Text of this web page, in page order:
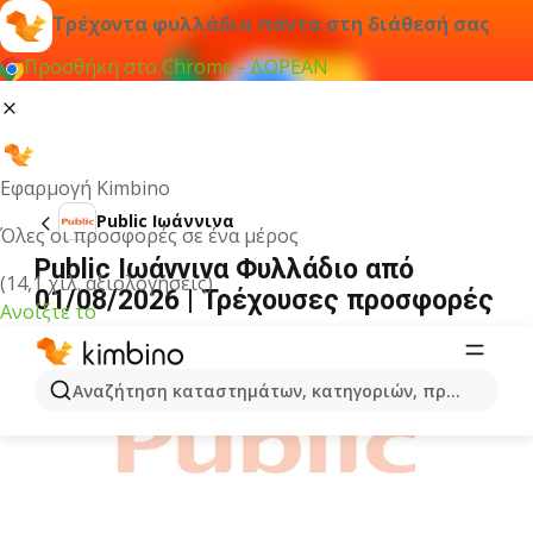
Τρέχοντα φυλλάδια πάντα στη διάθεσή σας
Προσθήκη στο Chrome - ΔΩΡΕΑΝ
Εφαρμογή Kimbino
Όλες οι προσφορές σε ένα μέρος
(14,1 χιλ. αξιολογήσεις)
Ανοίξτε το
Αναζήτηση καταστημάτων, κατηγοριών, προϊόντων...
Public Ιωάννινα
Public Ιωάννινα Φυλλάδιο από
01/08/2026 | Τρέχουσες προσφορές